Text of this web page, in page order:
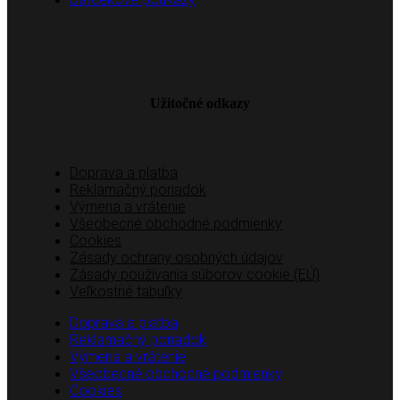
Užitočné odkazy
Doprava a platba
Reklamačný poriadok
Výmena a vrátenie
Všeobecné obchodné podmienky
Cookies
Zásady ochrany osobných údajov
Zásady používania súborov cookie (EÚ)
Veľkostné tabuľky
Doprava a platba
Reklamačný poriadok
Výmena a vrátenie
Všeobecné obchodné podmienky
Cookies